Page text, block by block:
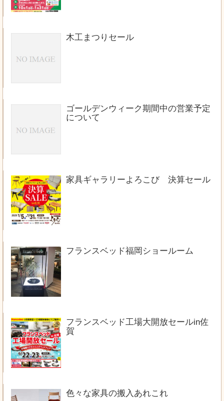
木工まつりセール
ゴールデンウィーク期間中の営業予定
について
家具ギャラリーよろこび 決算セール
フランスベッド福岡ショールーム
フランスベッド工場大開放セールin佐
賀
色々な家具の搬入あれこれ